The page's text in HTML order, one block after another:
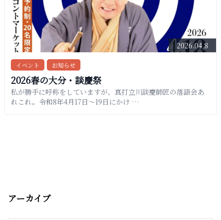
2026.04.8
イベント お知らせ
2026春の大分・談慶祭
私が勝手に呼称をしていますが、真打立川談慶師匠の落語会あ
れこれ。令和8年4月17日〜19日にかけ …
アーカイブ